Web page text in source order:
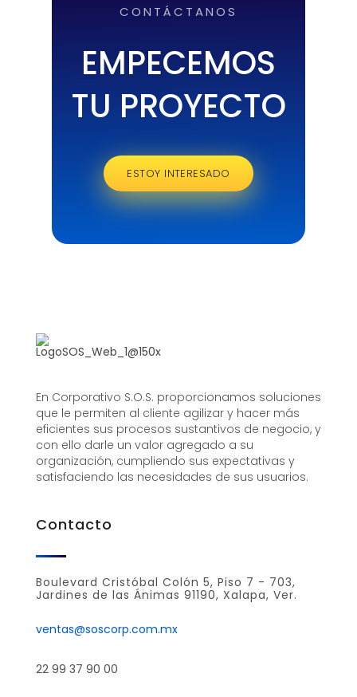
CONTÁCTANOS
EMPECEMOS
TU PROYECTO
ESTOY INTERESADO
En Corporativo S.O.S. proporcionamos soluciones
que le permiten al cliente agilizar y hacer más
eficientes sus procesos sustantivos de negocio, y
con ello darle un valor agregado a su
organización, cumpliendo sus expectativas y
satisfaciendo las necesidades de sus usuarios.
Contacto
Boulevard Cristóbal Colón 5, Piso 7 - 703,
Jardines de las Ánimas 91190, Xalapa, Ver.
ventas@soscorp.com.mx
22 99 37 90 00